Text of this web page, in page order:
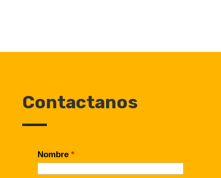
Contactanos
Nombre *